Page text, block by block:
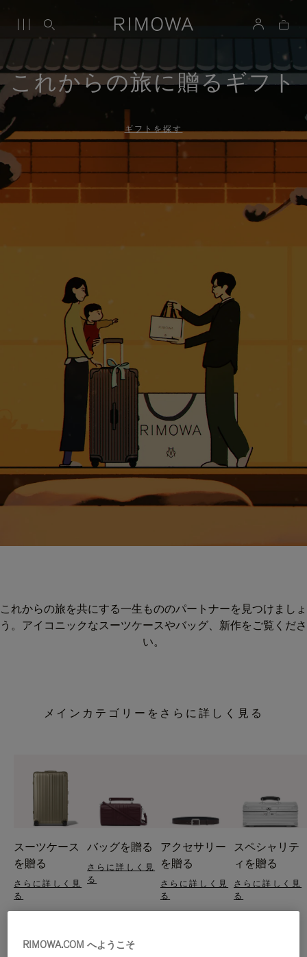
これからの旅に贈るギフト
ギフトを探す
これからの旅を共にする一生もののパートナーを見つけましょ
う。アイコニックなスーツケースやバッグ、新作をご覧くださ
い。
メインカテゴリーをさらに詳しく見る
スーツケース
を贈る
さらに詳しく見
る
バッグを贈る
さらに詳しく見
る
アクセサリー
を贈る
さらに詳しく見
る
スペシャリテ
ィを贈る
さらに詳しく見
る
RIMOWA.COM へようこそ